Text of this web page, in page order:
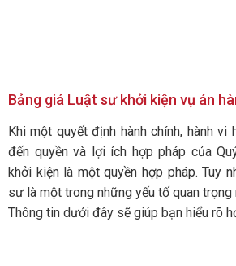
Bảng giá Luật sư khởi kiện vụ án
Khi một quyết định hành chính, hành vi
đến quyền và lợi ích hợp pháp của
khởi kiện là một quyền hợp pháp. Tuy
sư là một trong những yếu tố quan trọng
Thông tin dưới đây sẽ giúp bạn hiểu rõ